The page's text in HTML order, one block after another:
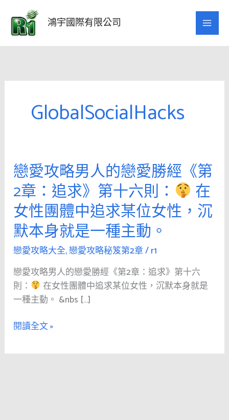
要
鴻宇國際有限公司
GlobalSocialHacks
戀愛攻略男人的戀愛勝經《第
2章：追求》第十六則： 在
女性團體中追求某位女性，沉
默本身就是一種主動。
戀愛攻略大全,戀愛攻略秘笈第2章/r1
戀愛攻略男人的戀愛勝經《第2章：追求》第十六
則：
在女性團體中追求某位女性，沉默本身就是
一種主動。 &nbs […]
戀
愛
攻
略
男
人
的
戀
愛
勝
《第
2
閱讀全文 »